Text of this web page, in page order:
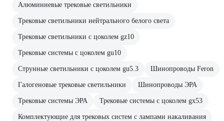
Алюминиевые трековые светильники
Трековые светильники нейтрального белого света
Трековые светильники с цоколем gz10
Трековые системы с цоколем gu10
Струнные светильники с цоколем gu5.3 Шинопроводы Feron
Галогеновые трековые светильники Шинопроводы ЭРА
Трековые системы ЭРА Трековые системы с цоколем gx53
Комплектующие для трековых систем с лампами накаливания